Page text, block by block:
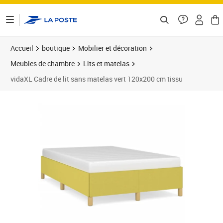
Accueil boutique
Mobilier et décoration
Meubles de chambre
Lits et matelas
vidaXL Cadre de lit sans matelas vert 120x200 cm tissu